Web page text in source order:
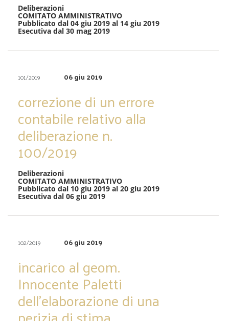
Deliberazioni
COMITATO AMMINISTRATIVO
Pubblicato dal 04 giu 2019 al 14 giu 2019
Esecutiva dal 30 mag 2019
101/2019 06 giu 2019
correzione di un errore
contabile relativo alla
deliberazione n.
100/2019
Deliberazioni
COMITATO AMMINISTRATIVO
Pubblicato dal 10 giu 2019 al 20 giu 2019
Esecutiva dal 06 giu 2019
102/2019 06 giu 2019
incarico al geom.
Innocente Paletti
dell’elaborazione di una